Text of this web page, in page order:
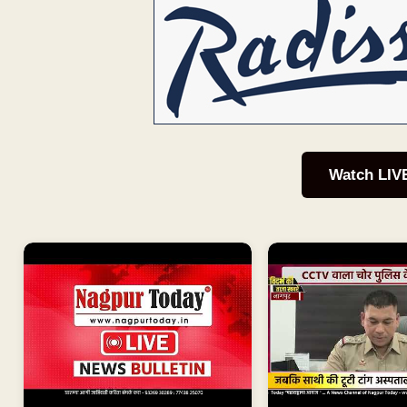
Watch